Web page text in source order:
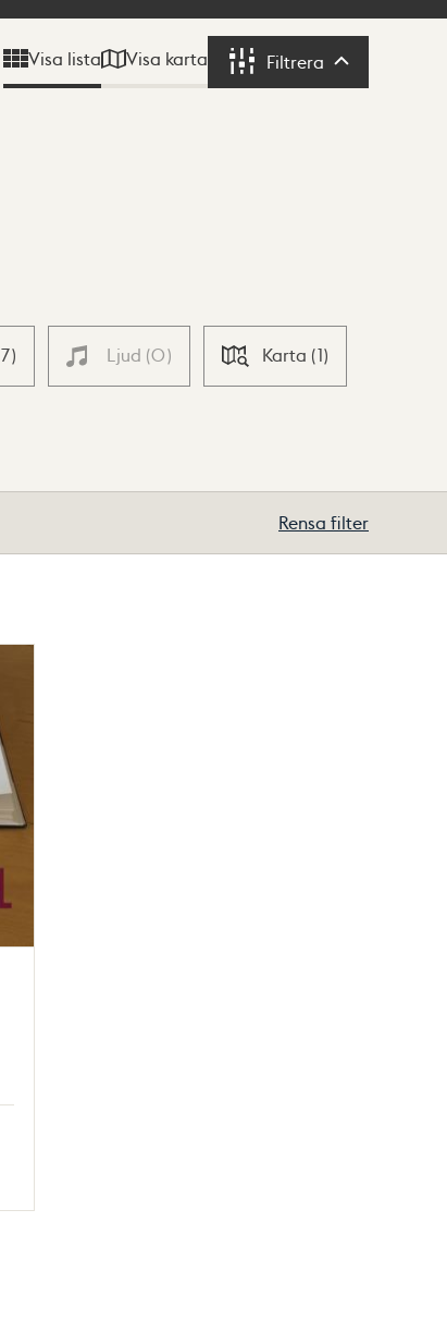
Visa lista Visa karta Filtrera Filtrera
7) Ljud (0) Karta (1)
Rensa filter